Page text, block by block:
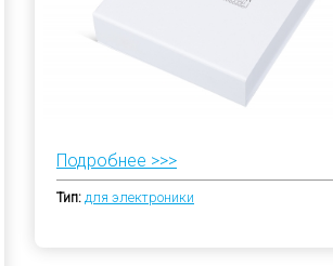
Подробнее >>>
Тип: для электроники